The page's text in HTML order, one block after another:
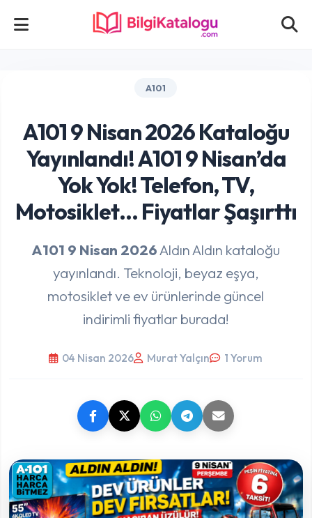
A101
A101 9 Nisan 2026 Kataloğu
Yayınlandı! A101 9 Nisan’da
Yok Yok! Telefon, TV,
Motosiklet… Fiyatlar Şaşırttı
A101 9 Nisan 2026Aldın Aldın kataloğu
yayınlandı. Teknoloji, beyaz eşya,
motosiklet ve ev ürünlerinde güncel
indirimli fiyatlar burada!
04 Nisan 2026 Murat Yalçın 1 Yorum